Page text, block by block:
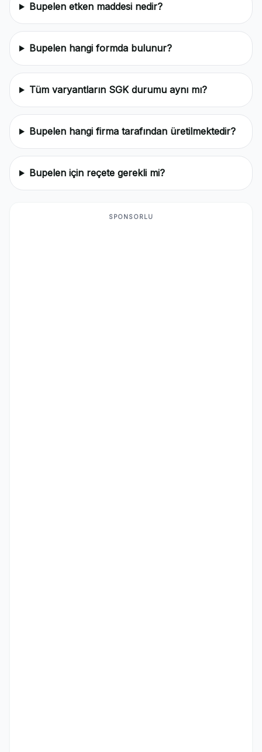
Bupelen etken maddesi nedir?
Bupelen hangi formda bulunur?
Tüm varyantların SGK durumu aynı mı?
Bupelen hangi firma tarafından üretilmektedir?
Bupelen için reçete gerekli mi?
SPONSORLU